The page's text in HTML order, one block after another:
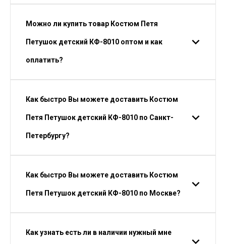
Можно ли купить товар Костюм Петя
Петушок детский КФ-8010 оптом и как
оплатить?
Как быстро Вы можете доставить Костюм
Петя Петушок детский КФ-8010 по Санкт-
Петербургу?
Как быстро Вы можете доставить Костюм
Петя Петушок детский КФ-8010 по Москве?
Как узнать есть ли в наличии нужный мне